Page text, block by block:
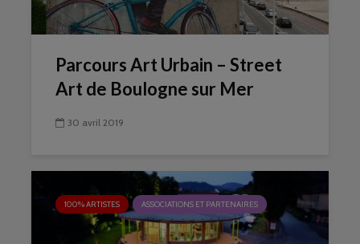
Parcours Art Urbain – Street
Art de Boulogne sur Mer
30 avril 2019
100% ARTISTES ASSOCIATIONS ET PARTENAIRES